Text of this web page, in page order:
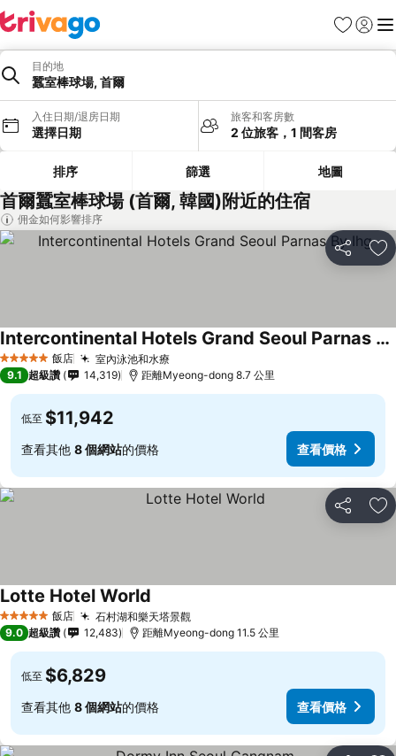
我的最愛
登入 選
目的地
蠶室棒球場, 首爾
入住日期/退房日期
選擇日期
旅客和客房數
2 位旅客，1 間客房
排序 篩選 地圖
首爾蠶室棒球場 (首爾, 韓國)附近的住宿
佣金如何影響排序
分享 加
5 星級 飯店 室內泳池和水療
Intercontinental Hotels Grand Seoul Parnas By Ihg
9.1 超級讚 14,319 距離Myeong-dong 8.7 公里
低至 $11,942
查看其他 8 個網站的價格 查看價格
分享 加
5 星級 飯店 石村湖和樂天塔景觀
Lotte Hotel World
9.0 超級讚 12,483 距離Myeong-dong 11.5 公里
低至 $6,829
查看其他 8 個網站的價格 查看價格